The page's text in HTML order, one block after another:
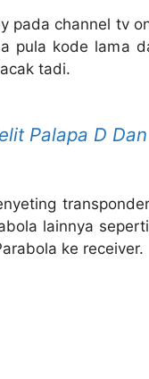
pada channel tv
pula kode lama
tadi.
Palapa D
lainnya
ke receiver.